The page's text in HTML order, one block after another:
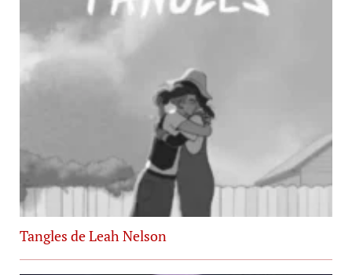
Tangles de Leah Nelson